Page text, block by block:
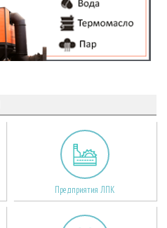
Предприятия ЛПК